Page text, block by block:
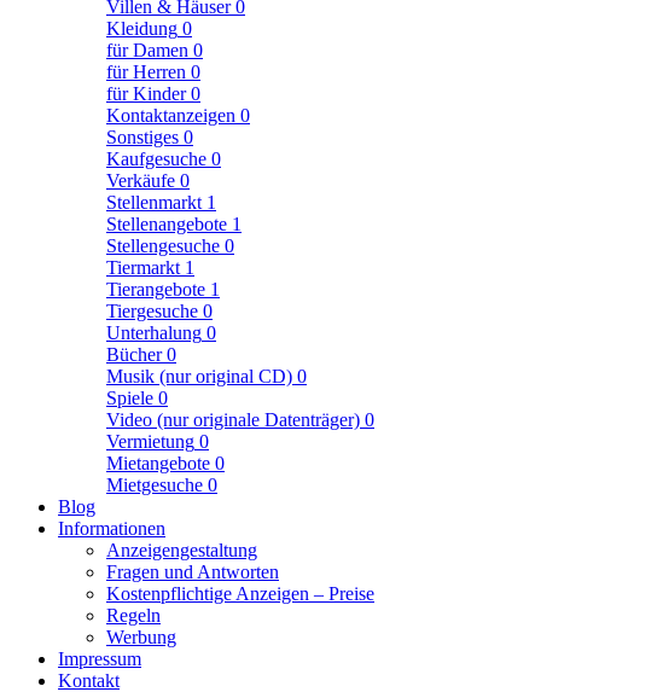
Villen & Häuser0
Kleidung 0
für Damen 0
für Herren 0
für Kinder0
Kontaktanzeigen 0
Sonstiges 0
Kaufgesuche 0
Verkäufe 0
Stellenmarkt 1
Stellenangebote 1
Stellengesuche 0
Tiermarkt 1
Tierangebote 1
Tiergesuche 0
Unterhalung 0
Bücher0
Musik (nur original CD) 0
Spiele 0
Video (nur originale Datenträger) 0
Vermietung 0
Mietangebote 0
Mietgesuche 0
Blog
Informationen
Anzeigengestaltung
Fragen und Antworten
Kostenpflichtige Anzeigen – Preise
Regeln
Werbung
Impressum
Kontakt